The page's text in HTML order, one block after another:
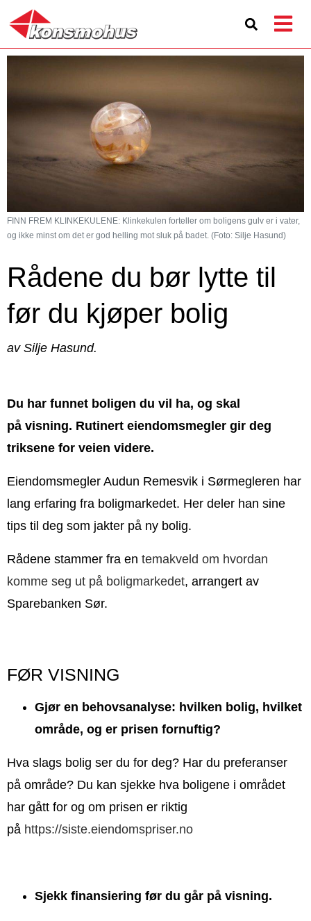
FINN FREM KLINKEKULENE: Klinkekulen forteller om boligens gulv er i vater,
og ikke minst om det er god helling mot sluk på badet. (Foto: Silje Hasund)
Rådene du bør lytte til
før du kjøper bolig
av Silje Hasund.
Du har funnet boligen du vil ha, og skal
på visning. Rutinert eiendomsmegler gir deg
triksene for veien videre.
Eiendomsmegler Audun Remesvik i Sørmegleren har
lang erfaring fra boligmarkedet. Her deler han sine
tips til deg som jakter på ny bolig.
Rådene stammer fra en temakveld om hvordan
komme seg ut på boligmarkedet, arrangert av
Sparebanken Sør.
FØR VISNING
Gjør en behovsanalyse: hvilken bolig, hvilket
område, og er prisen fornuftig?
Hva slags bolig ser du for deg? Har du preferanser
på område? Du kan sjekke hva boligene i området
har gått for og om prisen er riktig
på https://siste.eiendomspriser.no
Sjekk finansiering før du går på visning.